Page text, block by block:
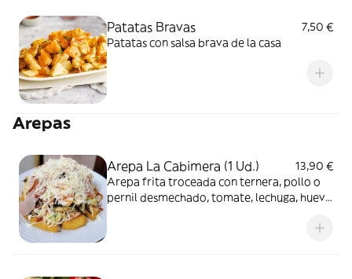
Patatas Bravas
7,50 €
Patatas con salsa brava de la casa
Arepas
Arepa La Cabimera (1 Ud.)
13,90 €
Arepa frita troceada con ternera, pollo o
pernil desmechado, tomate, lechuga, huevo